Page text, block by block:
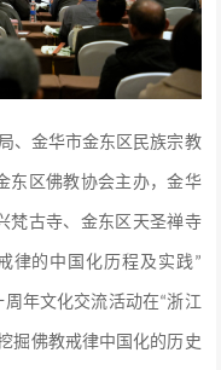
、金华市金东区民族宗教
东区佛教协会主办，金华
梵古寺、金东区天圣禅寺
律的中国化历程及实践 ”
周年文化交流活动在“浙江
掘佛教戒律中国化的历史